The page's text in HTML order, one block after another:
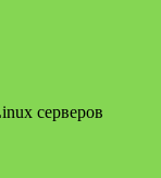
серверов